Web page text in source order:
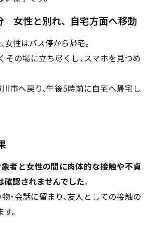
女性と別れ、自宅方面へ移動
女性はバス停から帰宅。
その場に立ち尽くし、スマホを見つめ
市へ戻り、午後5時前に自宅へ帰宅し
者と女性の間に肉体的な接触や不貞
確認されませんでした。
・会話に留まり、友人としての接触の
。